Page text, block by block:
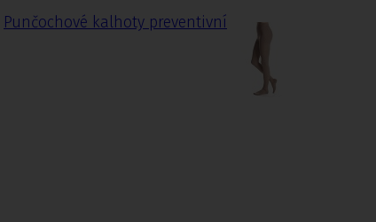
Punčochové kalhoty preventivní